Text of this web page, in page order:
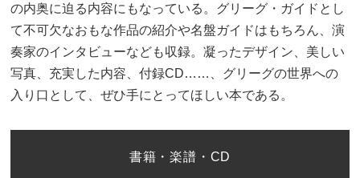
の内奥に迫る内容にもなっている。グリーグ・ガイドとし
て不可欠なおもな作品の紹介や名盤ガイドはもちろん、演
奏家のインタビューなども収録。凝ったデザイン、美しい
写真、充実した内容、付録CD……、グリーグの世界への
入り口として、ぜひ手にとってほしい本である。
書籍・楽譜・CD